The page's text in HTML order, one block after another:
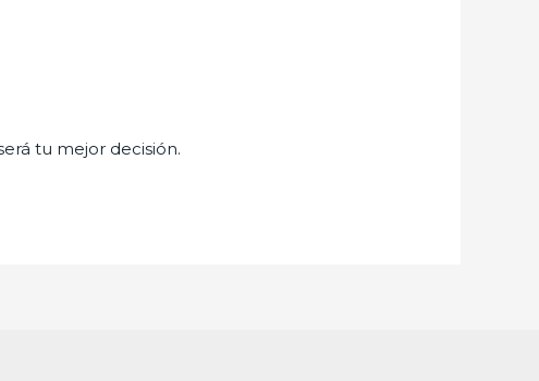
tu mejor decisión.